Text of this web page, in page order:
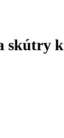
skútry k